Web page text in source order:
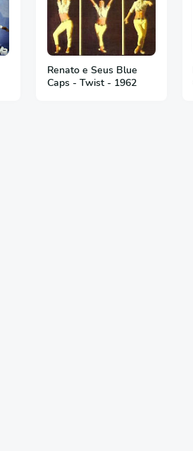
Renato e Seus Blue
Caps - Twist - 1962